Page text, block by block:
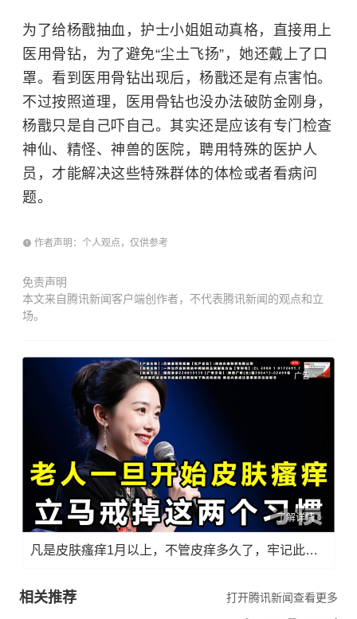
为了给杨戬抽血，护士小姐姐动真格，直接用上
医用骨钻，为了避免“尘土飞扬”，她还戴上了口
罩。看到医用骨钻出现后，杨戬还是有点害怕。
不过按照道理，医用骨钻也没办法破防金刚身，
杨戬只是自己吓自己。其实还是应该有专门检查
神仙、精怪、神兽的医院，聘用特殊的医护人
员，才能解决这些特殊群体的体检或者看病问
题。
作者声明：个人观点，仅供参考
免责声明
本文来自腾讯新闻客户端创作者，不代表腾讯新闻的观点和立
场。
广告
了解详情
凡是皮肤瘙痒1月以上，不管皮痒多久了，牢记此法，快！准！狠！
相关推荐 打开腾讯新闻查看更多